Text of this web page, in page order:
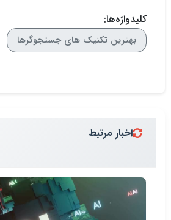
کلیدواژه‌ها:
بهترین تکنیک های جستجوگرها
اخبار مرتبط